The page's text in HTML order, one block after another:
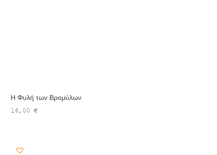
Η Φυλή των Βρομύλων
14,00€